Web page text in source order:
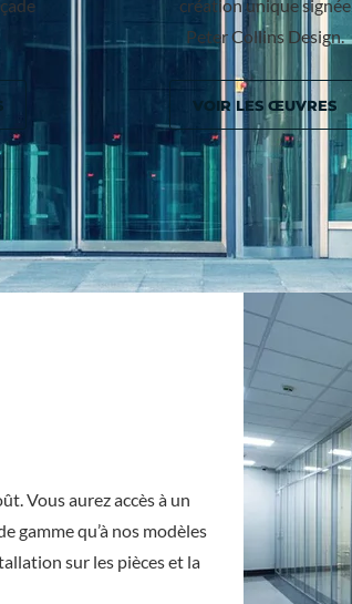
création unique signée
Peter Collins Design.
VOIR LES ŒUVRES
Vous aurez accès à un
gamme qu’à nos modèles
sur les pièces et la